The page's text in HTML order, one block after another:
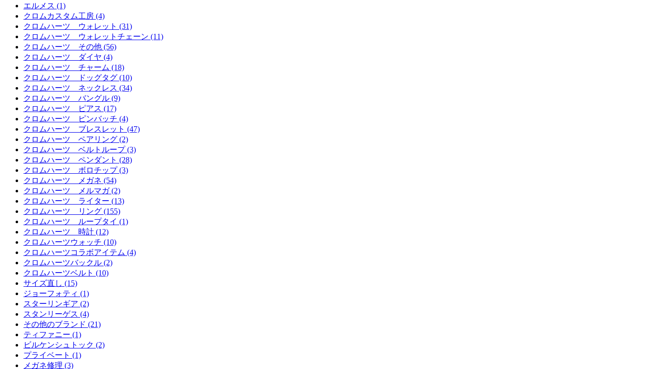
エルメス (1)
クロムカスタム工房 (4)
クロムハーツ ウォレット (31)
クロムハーツ ウォレットチェーン (11)
クロムハーツ その他 (56)
クロムハーツ ダイヤ (4)
クロムハーツ チャーム (18)
クロムハーツ ドッグタグ (10)
クロムハーツ ネックレス (34)
クロムハーツ バングル (9)
クロムハーツ ピアス (17)
クロムハーツ ピンバッチ (4)
クロムハーツ ブレスレット (47)
クロムハーツ ペアリング (2)
クロムハーツ ベルトループ (3)
クロムハーツ ペンダント (28)
クロムハーツ ボロチップ (3)
クロムハーツ メガネ (54)
クロムハーツ メルマガ (2)
クロムハーツ ライター (13)
クロムハーツ リング (155)
クロムハーツ ループタイ (1)
クロムハーツ 時計 (12)
クロムハーツウォッチ (10)
クロムハーツコラボアイテム (4)
クロムハーツバックル (2)
クロムハーツベルト (10)
サイズ直し (15)
ジョーフォティ (1)
スターリンギア (2)
スタンリーゲス (4)
その他のブランド (21)
ティファニー (1)
ビルケンシュトック (2)
プライベート (1)
メガネ修理 (3)